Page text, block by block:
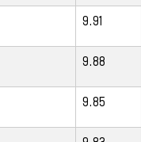
9.91
9.88
9.85